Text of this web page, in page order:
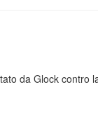
da Glock contro